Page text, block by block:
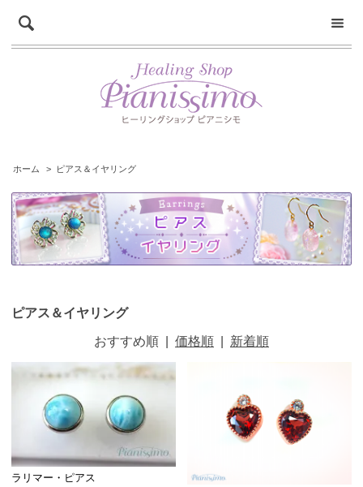
ホーム > ピアス＆イヤリング
ピアス＆イヤリング
おすすめ順 価格順 新着順
ラリマー・ピアス